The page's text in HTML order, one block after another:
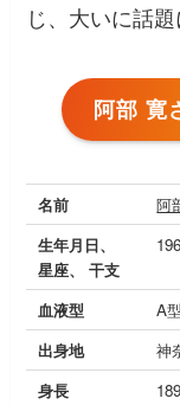
じ、大いに話
阿部 寛
名前
阿
生年月日、
星座、 干支
血液型
A型
出身地
神
身長